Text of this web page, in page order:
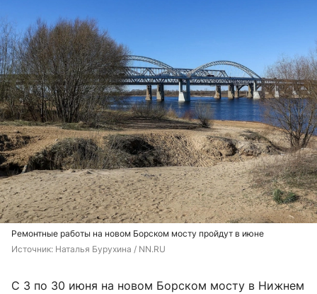
Ремонтные работы на новом Борском мосту пройдут в июне
Источник: Наталья Бурухина / NN.RU
С 3 по 30 июня на новом Борском мосту в Нижнем